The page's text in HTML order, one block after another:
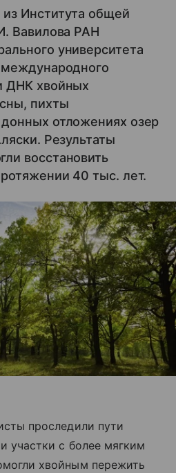
Института общей
Вавилова РАН
университета
международного
ДНК хвойных
пихты
отложениях озер
Результаты
восстановить
40 тыс. лет.
проследили пути
участки с более мягким
хвойным пережить